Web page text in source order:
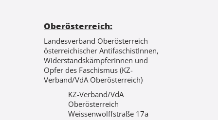
Oberösterreich:
Landesverband Oberösterreich
österreichischer AntifaschistInnen,
WiderstandskämpferInnen und
Opfer des Faschismus (KZ-
Verband/VdA Oberösterreich)
KZ-Verband/VdA
Oberösterreich
Weissenwolffstraße 17a